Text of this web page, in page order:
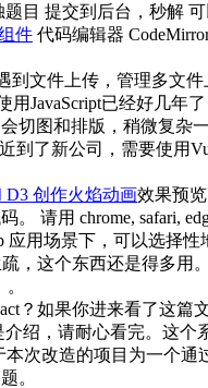
目 提交到后台，秒解 可
件 代码编辑器
到文件上传，管理多文件
用JavaScript已经好几年
切图和排版，稍微复杂
到了新公司，需要使用
D3 创作火焰动画效果预
。 请用 chrome, safari,
应用场景下，可以选择性
，这个东西还是得多用
？如果你进来看了这
绍，请耐心看完。这
本次改造的项目为一个通
。